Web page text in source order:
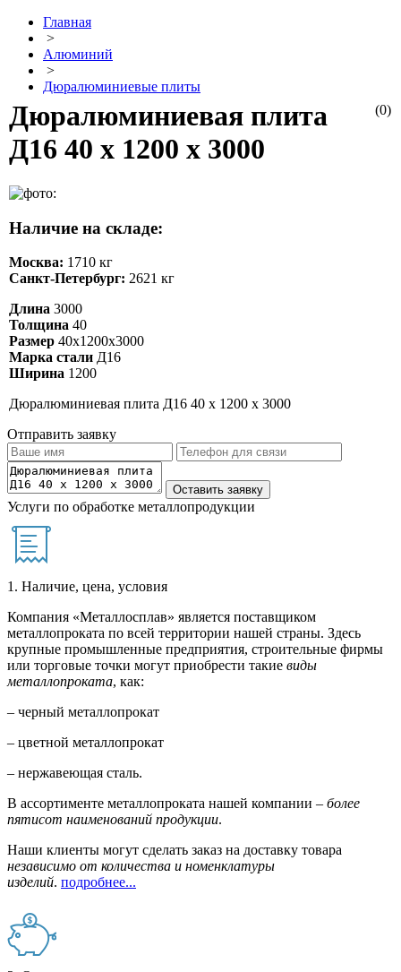
Главная
>
Алюминий
>
Дюралюминиевые плиты
(0)
Дюралюминиевая плита
Д16 40 х 1200 х 3000
Наличие на складе:
Москва: 1710 кг
Санкт-Петербург: 2621 кг
Длина 3000
Толщина 40
Размер 40х1200х3000
Марка стали Д16
Ширина 1200
Дюралюминиевая плита Д16 40 х 1200 х 3000
Отправить заявку
Услуги по обработке металлопродукции
1. Наличие, цена, условия
Компания «Металлосплав» является поставщиком
металлопроката по всей территории нашей страны. Здесь
крупные промышленные предприятия, строительные фирмы
или торговые точки могут приобрести такие виды
металлопроката, как:
– черный металлопрокат
– цветной металлопрокат
– нержавеющая сталь.
В ассортименте металлопроката нашей компании – более
пятисот наименований продукции.
Наши клиенты могут сделать заказ на доставку товара
независимо от количества и номенклатуры
изделий. подробнее...